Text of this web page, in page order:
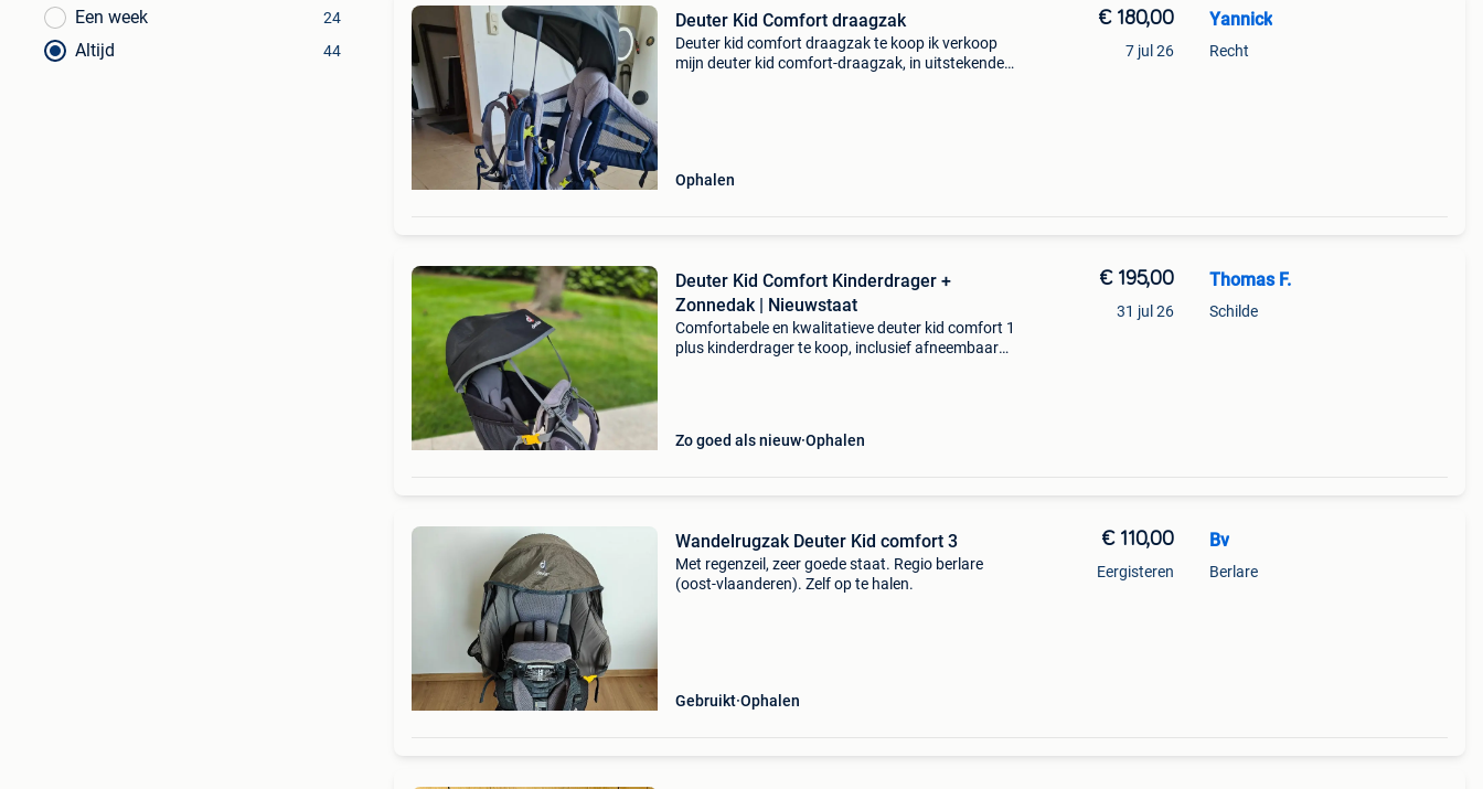
Een week 24
Altijd 44
Deuter Kid Comfort draagzak
Deuter kid comfort draagzak te koop ik verkoop
mijn deuter kid comfort-draagzak, in uitstekende
Ophalen
€ 180,00
7 jul 26
Yannick
Recht
Deuter Kid Comfort Kinderdrager +
Zonnedak | Nieuwstaat
Comfortabele en kwalitatieve deuter kid comfort 1
plus kinderdrager te koop, inclusief afneembaar
Zo goed als nieuw Ophalen
€ 195,00
31 jul 26
Thomas F.
Schilde
Wandelrugzak Deuter Kid comfort 3
Met regenzeil, zeer goede staat. Regio berlare
(oost-vlaanderen). Zelf op te halen.
Gebruikt Ophalen
€ 110,00
Eergisteren
Bv
Berlare